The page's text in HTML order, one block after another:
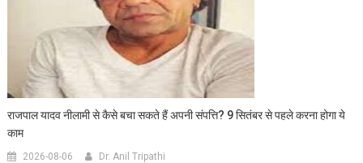
राजपाल यादव नीलामी से कैसे बचा सकते हैं अपनी संपत्ति? 9 सितंबर से पहले करना होगा ये
काम
2026-08-06 Dr. Anil Tripathi